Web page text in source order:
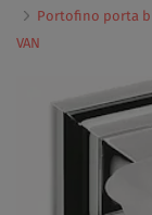
Portofino porta
VAN